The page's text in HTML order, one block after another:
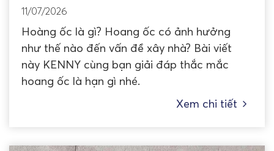
11/07/2026
Hoàng ốc là gì? Hoang ốc có ảnh hưởng
như thế nào đến vấn đề xây nhà? Bài viết
này KENNY cùng bạn giải đáp thắc mắc
hoang ốc là hạn gì nhé.
Xem chi tiết